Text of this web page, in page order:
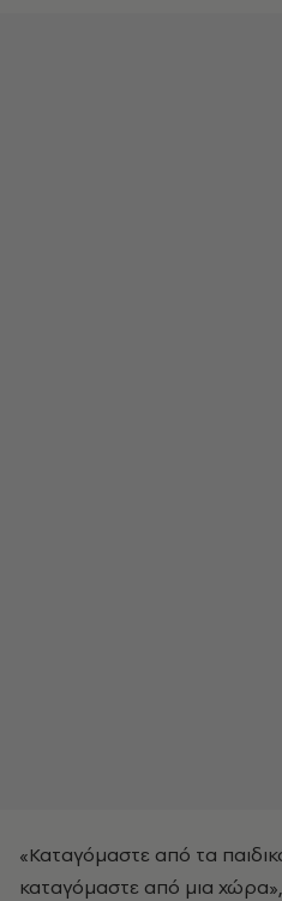
«Καταγόμαστε από τα
καταγόμαστε από μια χώρα»,